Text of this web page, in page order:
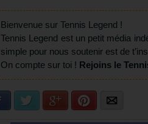
Bienvenue sur Tennis Legend !
Tennis Legend est un petit média
simple pour nous soutenir est de
On compte sur toi ! Rejoins le
Facebook Twitter Google+ Pinterest